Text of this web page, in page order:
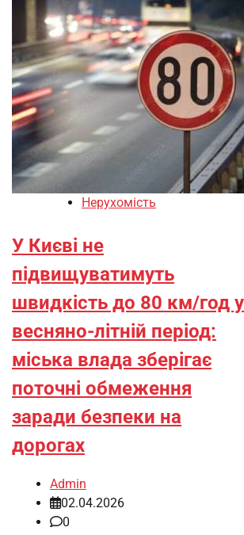
Нерухомість
У Києві не
підвищуватимуть
швидкість до 80 км/год у
весняно-літній період:
міська влада зберігає
поточні обмеження
заради безпеки на
дорогах
Admin
02.04.2026
0